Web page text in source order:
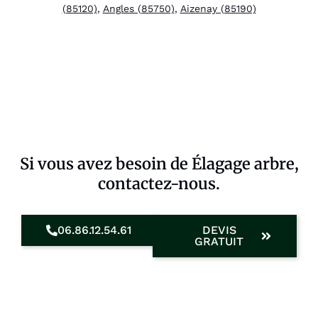
(85120), Angles (85750), Aizenay (85190)
Si vous avez besoin de Élagage arbre,
contactez-nous.
06.86.12.54.61
DEVIS
GRATUIT